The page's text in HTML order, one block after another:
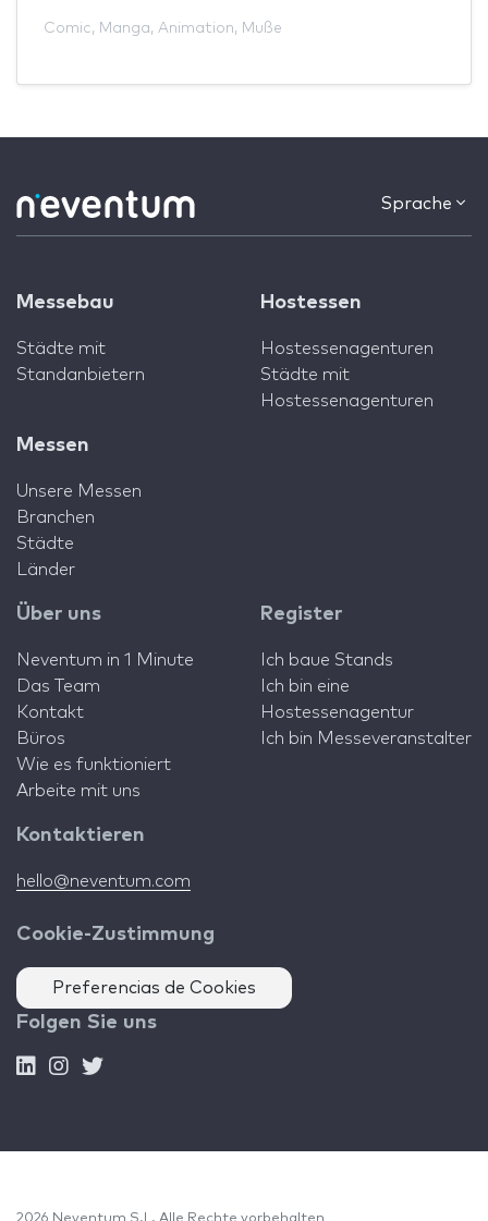
Comic, Manga, Animation, Muße
Sprache
Messebau
Städte mit
Standanbietern
Hostessen
Hostessenagenturen
Städte mit
Hostessenagenturen
Messen
Unsere Messen
Branchen
Städte
Länder
Über uns
Neventum in 1 Minute
Das Team
Kontakt
Büros
Wie es funktioniert
Arbeite mit uns
Register
Ich baue Stands
Ich bin eine
Hostessenagentur
Ich bin Messeveranstalter
Kontaktieren
hello@neventum.com
Cookie-Zustimmung
Preferencias de Cookies
Folgen Sie uns